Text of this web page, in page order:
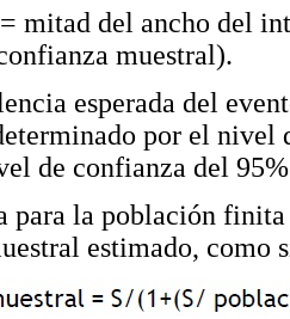
mitad del ancho del
muestral).
esperada del
por el nivel
de confianza del
para la población
estimado, como